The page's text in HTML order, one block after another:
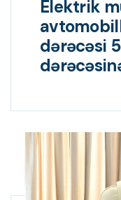
Elektrik
dərəcəsi